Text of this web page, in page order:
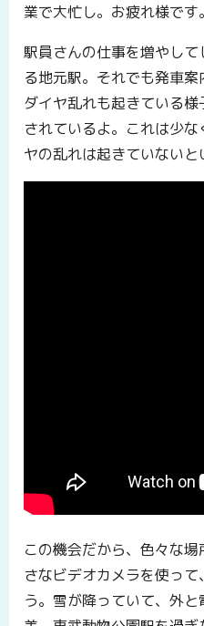
業で大忙し。お疲れ様です。
駅員さんの仕事を増やし
る地元駅。それでも発車
ダイヤ乱れも起きている
されているよ。これは少
ヤの乱れは起きていないと
この機会だから、色々な
さなビデオカメラを使っ
う。雪が降っていて、外